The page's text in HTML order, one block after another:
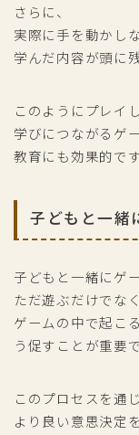
さらに、
実際に手を動かし
学んだ内容が頭に
このようにプレイ
学びにつながるゲー
教育にも効果的です
子どもと一緒
子どもと一緒にゲ
ただ遊ぶだけでなく
ゲームの中で起こ
う促すことが重要で
このプロセスを通じ
より良い意思決定